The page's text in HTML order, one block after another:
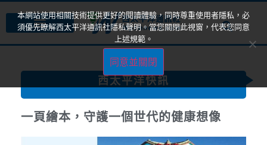
西太平洋快訊
一頁繪本，守護一個世代的健康想像
本網站使用相關技術提供更好的閱讀體驗，同時尊重使用者隱私，必
須優先瞭解西太平洋通訊社隱私聲明。當您關閉此視窗，代表您同意
上述規範。
同意並關閉